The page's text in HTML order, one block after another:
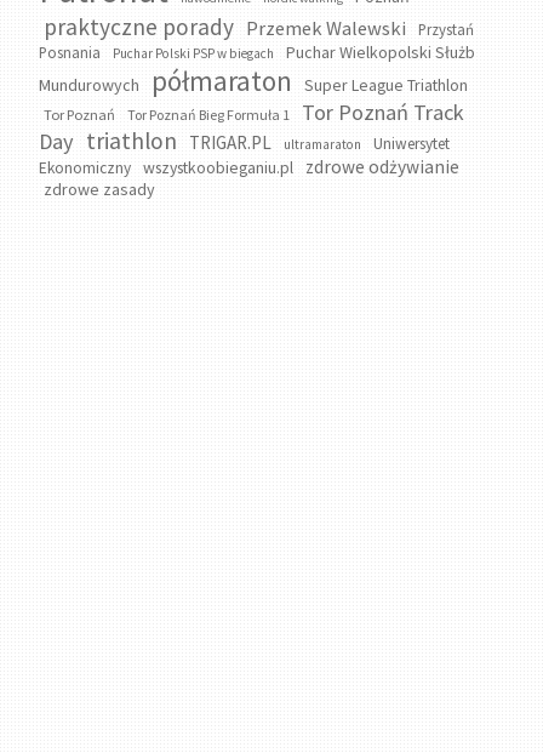
praktyczne porady Przemek Walewski
Przystań
Posnania
Puchar Polski PSP w biegach
Puchar Wielkopolski Służb
Mundurowych
półmaraton Super League Triathlon
Tor Poznań Tor Poznań Bieg Formuła 1
Tor Poznań Track
Day triathlon TRIGAR.PL ultramaraton
Uniwersytet
Ekonomiczny
wszystkoobieganiu.pl zdrowe odżywianie
zdrowe zasady